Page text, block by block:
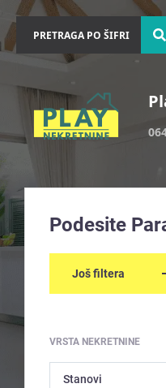
Podesite
Još filtera
VRSTA NEKRETNINE